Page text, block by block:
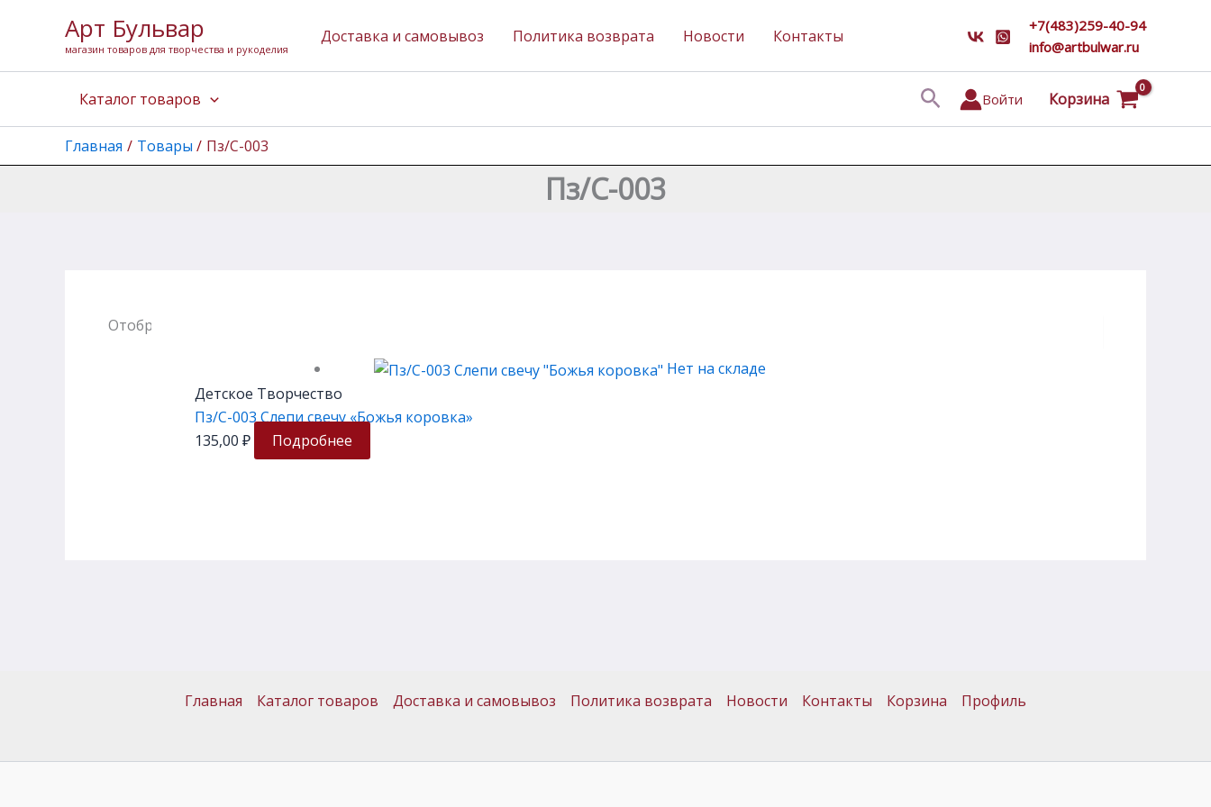
содержимому
Арт Бульвар
магазин товаров для творчества и рукоделия
Доставка и самовывоз Политика возврата Новости Контакты
+7(483)259-40-94
info@artbulwar.ru
Каталог товаров ПоискВойти Корзина
Главная Товары Пз/С-003
Пз/С-003
Отображение единственного товара
Нет на складе
Детское Творчество
Пз/С-003 Слепи свечу «Божья коровка»
135,00 ₽ Подробнее
Главная Каталог товаров Доставка и самовывоз Политика возврата Новости Контакты Корзина Профиль